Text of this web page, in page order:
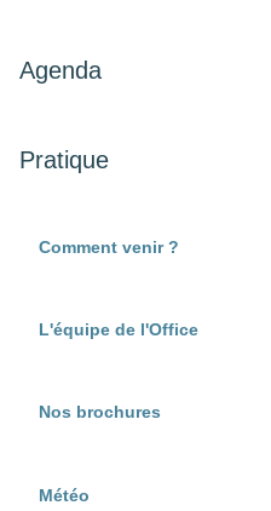
Agenda
Pratique
Comment venir ?
L'équipe de l'Office
Nos brochures
Météo